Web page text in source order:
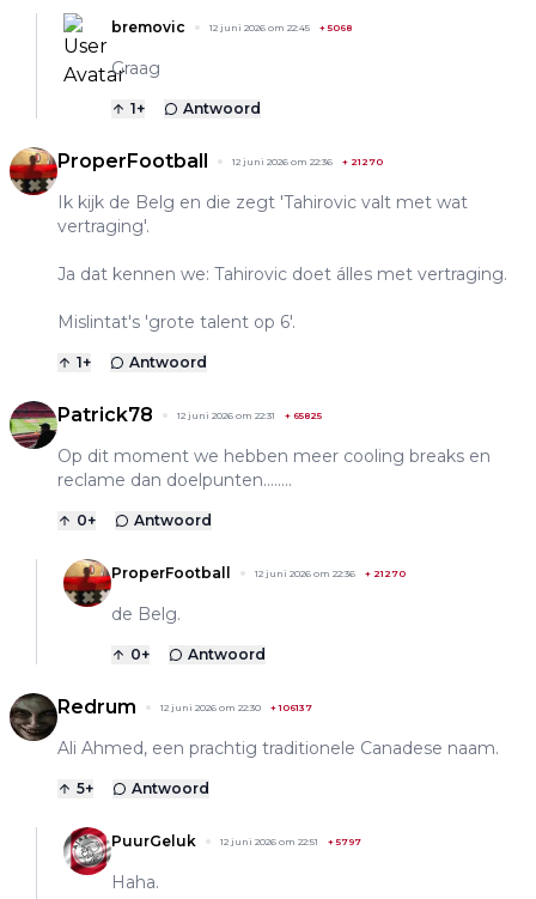
bremovic 12 juni 2026 om 22:45 + 5068
Graag
1+ Antwoord
ProperFootball 12 juni 2026 om 22:36 + 21270
Ik kijk de Belg en die zegt 'Tahirovic valt met wat
vertraging'.
Ja dat kennen we: Tahirovic doet álles met vertraging.
Mislintat's 'grote talent op 6'.
1+ Antwoord
Patrick78 12 juni 2026 om 22:31 + 65825
Op dit moment we hebben meer cooling breaks en
reclame dan doelpunten……..
0+ Antwoord
ProperFootball 12 juni 2026 om 22:36 + 21270
de Belg.
0+ Antwoord
Redrum 12 juni 2026 om 22:30 +106137
Ali Ahmed, een prachtig traditionele Canadese naam.
5+ Antwoord
PuurGeluk 12 juni 2026 om 22:51 + 5797
Haha.